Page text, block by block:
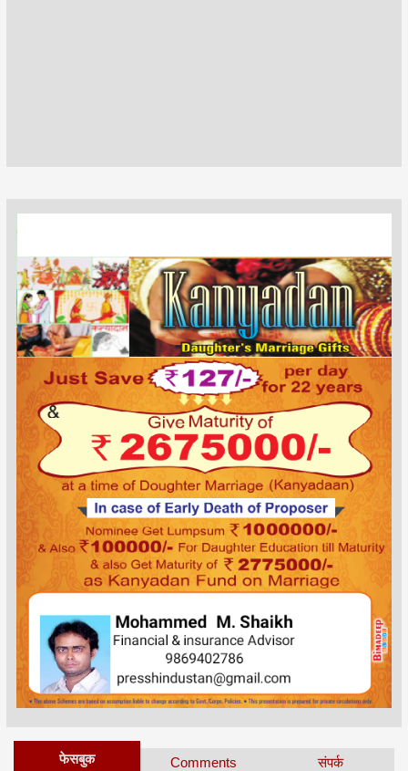
फेसबुक Comments संपर्क